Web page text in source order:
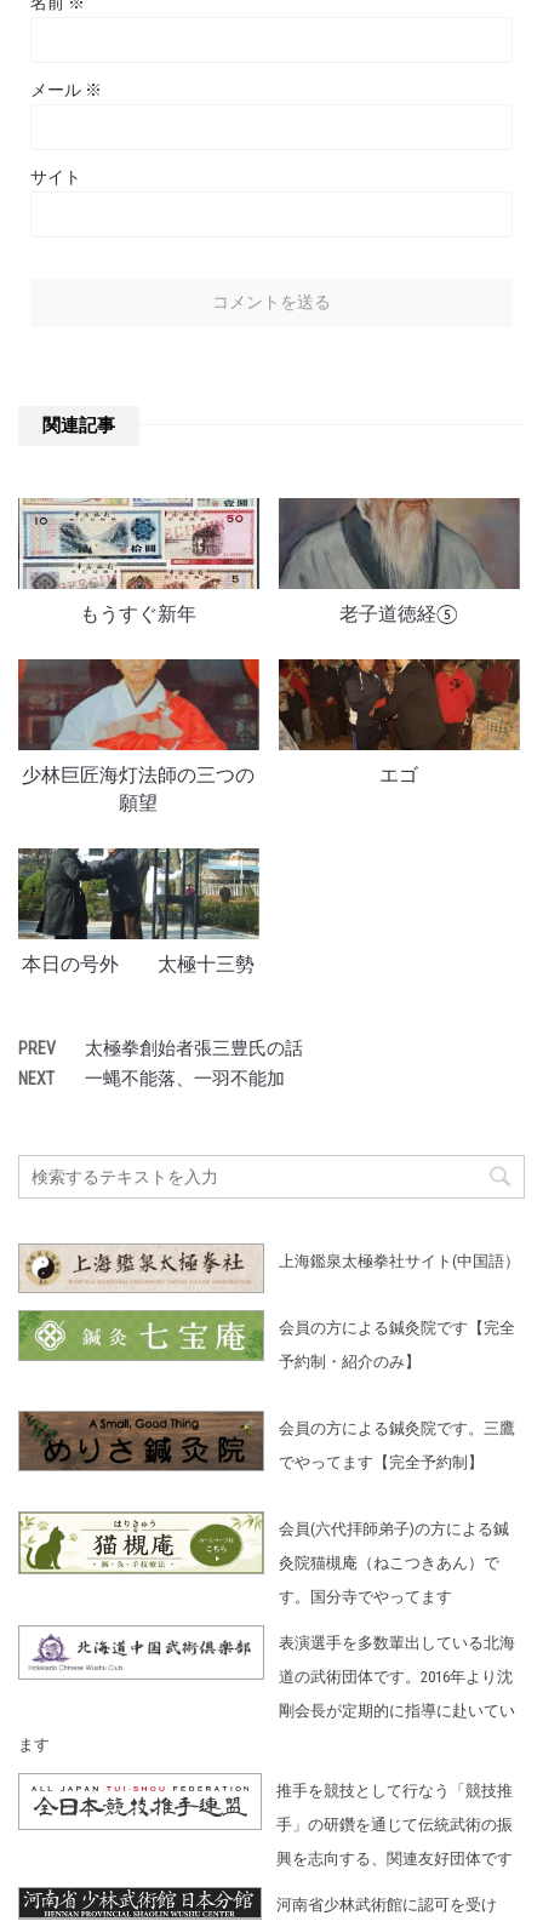
メール ※
サイト
関連記事
もうすぐ新年 老子道徳経⑤
少林巨匠海灯法師の三つの
願望
エゴ
本日の号外 太極十三勢
PREV 太極拳創始者張三豊氏の話
NEXT 一蝿不能落、一羽不能加
上海鑑泉太極拳社サイト(中国語）
会員の方による鍼灸院です【完全
予約制・紹介のみ】
会員の方による鍼灸院です。三鷹
でやってます【完全予約制】
会員(六代拝師弟子)の方による鍼
灸院猫槻庵（ねこつきあん）で
す。国分寺でやってます
表演選手を多数輩出している北海
道の武術団体です。2016年より沈
剛会長が定期的に指導に赴いてい
ます
推手を競技として行なう「競技推
手」の研鑽を通じて伝統武術の振
興を志向する、関連友好団体です
河南省少林武術館に認可を受け